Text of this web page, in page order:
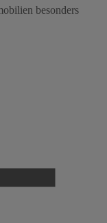
besonders